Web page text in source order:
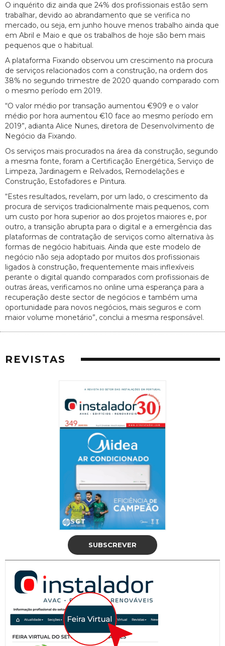
O inquérito diz ainda que 24% dos profissionais estão sem
trabalhar, devido ao abrandamento que se verifica no
mercado, ou seja, em junho houve menos trabalho ainda que
em Abril e Maio e que os trabalhos de hoje são bem mais
pequenos que o habitual.
A plataforma Fixando observou um crescimento na procura
de serviços relacionados com a construção, na ordem dos
38% no segundo trimestre de 2020 quando comparado com
o mesmo período em 2019.
“O valor médio por transação aumentou €909 e o valor
médio por hora aumentou €10 face ao mesmo período em
2019”, adianta Alice Nunes, diretora de Desenvolvimento de
Negócio da Fixando.
Os serviços mais procurados na área da construção, segundo
a mesma fonte, foram a Certificação Energética, Serviço de
Limpeza, Jardinagem e Relvados, Remodelações e
Construção, Estofadores e Pintura.
“Estes resultados, revelam, por um lado, o crescimento da
procura de serviços tradicionalmente mais pequenos, com
um custo por hora superior ao dos projetos maiores e, por
outro, a transição abrupta para o digital e a emergência das
plataformas de contratação de serviços como alternativa às
formas de negócio habituais. Ainda que este modelo de
negócio não seja adoptado por muitos dos profissionais
ligados à construção, frequentemente mais inflexíveis
perante o digital quando comparados com profissionais de
outras áreas, verificamos no online uma esperança para a
recuperação deste sector de negócios e também uma
oportunidade para novos negócios, mais seguros e com
maior volume monetário”, conclui a mesma responsável.
REVISTAS
SUBSCREVER